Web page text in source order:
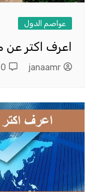
عواصم الدول
اعرف اكتر عن
janaamr
0